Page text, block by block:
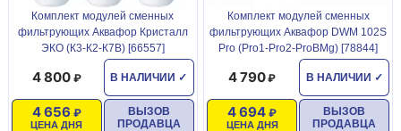
Комплект модулей сменных
фильтрующих Аквафор Кристалл
ЭКО (К3-К2-К7В) [66557]
В НАЛИЧИИ ✓
4 800
ЦЕНА ДНЯ
4 656
ВЫЗОВ
ПРОДАВЦА
Комплект модулей сменных
фильтрующих Аквафор DWM 102S
Pro (Pro1-Pro2-ProBMg) [78844]
В НАЛИЧИИ ✓
4 790
ЦЕНА ДНЯ
4 694
ВЫЗОВ
ПРОДАВЦА